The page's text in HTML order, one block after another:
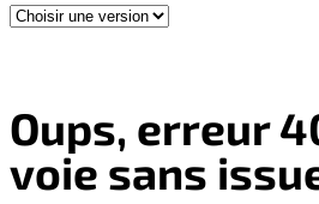
Oups, erreur
voie sans